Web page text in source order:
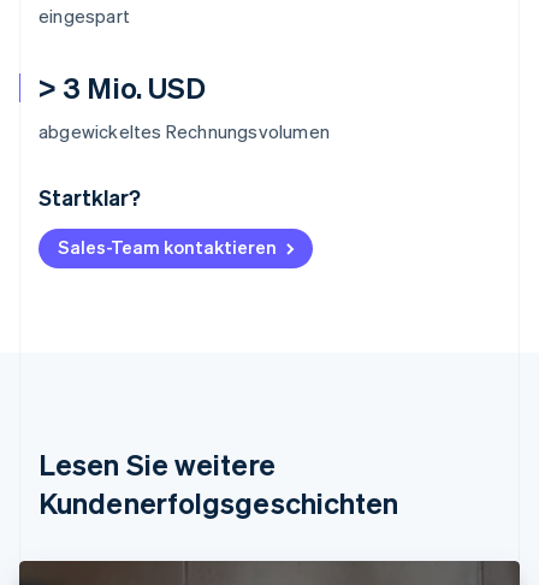
eingespart
> 3 Mio. USD
abgewickeltes Rechnungsvolumen
Startklar?
Sales-Team kontaktieren
Lesen Sie weitere
Kundenerfolgsgeschichten
Australien
Belgien
NederlandsFrançaisDeutschEnglish
DeutschEnglish
English
简体中文English